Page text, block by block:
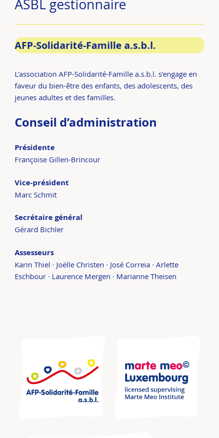
ASBL gestionnaire
AFP-Solidarité-Famille a.s.b.l.
L’association AFP-Solidarité-Famille a.s.b.l. s’engage en
faveur du bien-être des enfants, des adolescents, des
jeunes adultes et des familles.
Conseil d’administration
Présidente
Françoise Gillen-Brincour
Vice-président
Marc Schmit
Secrétaire général
Gérard Bichler
Assesseurs
Karin Thiel · Joëlle Christen · José Correia · Arlette
Eschbour · Laurence Mergen · Marianne Theisen